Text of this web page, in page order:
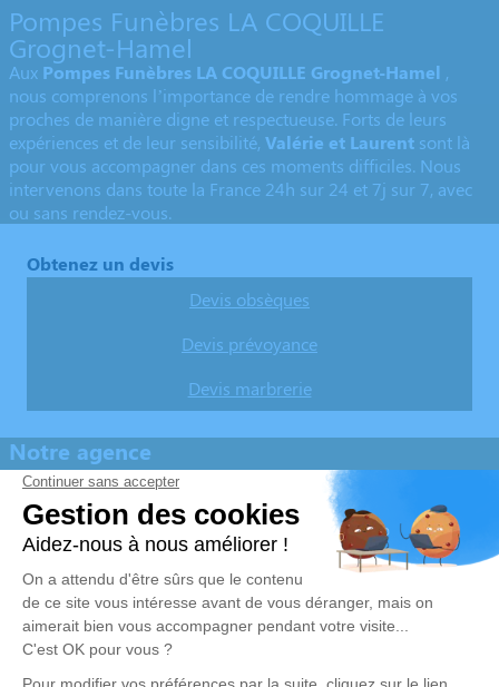
Pompes Funèbres LA COQUILLE
Grognet-Hamel
Aux Pompes Funèbres LA COQUILLE Grognet-Hamel ,
nous comprenons l’importance de rendre hommage à vos
proches de manière digne et respectueuse. Forts de leurs
expériences et de leur sensibilité, Valérie et Laurent sont là
pour vous accompagner dans ces moments difficiles. Nous
intervenons dans toute la France 24h sur 24 et 7j sur 7, avec
ou sans rendez-vous.
Obtenez un devis
Devis obsèques
Devis prévoyance
Devis marbrerie
Notre agence
Les Pompes Funèbres La Coquille Grognet-Hamel
05 53 52 25 22
contactl@pflacoquille.fr
64 rue de la République - 24450 - La Coquille
4.8/5 - 66 avis
Nos Services
Organiser des obsèques
Monuments funéraires
Liens utiles
Avis de décès
Demande de rendez-vous en